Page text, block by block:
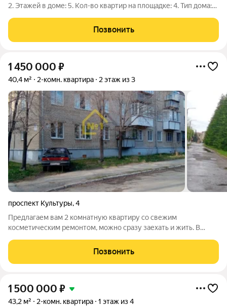
2. Этажей в доме: 5. Кол-во квартир на площадке: 4. Тип дома:
электрическая. Санузел: совмещенный. Количество комнат: 2.
Тип окон:
Позвонить
1 450 000 ₽
40,4 м² 2-комн. квартира 2 этаж из 3
проспект Культуры,4
Предлагаем вам 2 комнатную квартиру со свежим
косметическим ремонтом, можно сразу заехать и жить. В
радиаторы отопления, установлены счетчики воды, Рядом
расположена вся инфраструктура развитого
Позвонить
1 500 000 ₽
43,2 м² 2-комн. квартира 1 этаж из 4